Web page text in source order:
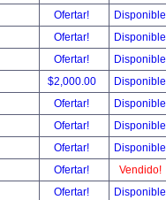
Ofertar!
Disponible
Ofertar!
Disponible
Ofertar!
Disponible
$2,000.00
Disponible
Ofertar!
Disponible
Ofertar!
Disponible
Ofertar!
Disponible
Ofertar!
Vendido!
Ofertar!
Disponible